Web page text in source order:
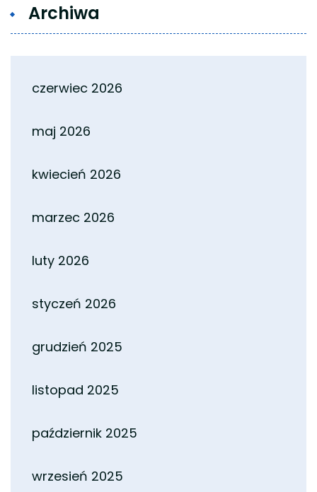
Archiwa
czerwiec 2026
maj 2026
kwiecień 2026
marzec 2026
luty 2026
styczeń 2026
grudzień 2025
listopad 2025
październik 2025
wrzesień 2025